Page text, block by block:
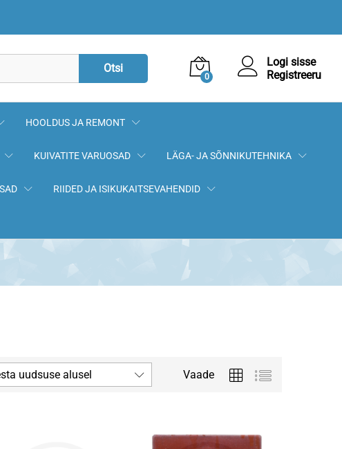
Otsi
0
Logi sisse
Registreeru
HOOLDUS JA REMONT
KUIVATITE VARUOSAD LÄGA- JA SÕNNIKUTEHNIKA
RIIDED JA ISIKUKAITSEVAHENDID
Vaade
uudsuse alusel